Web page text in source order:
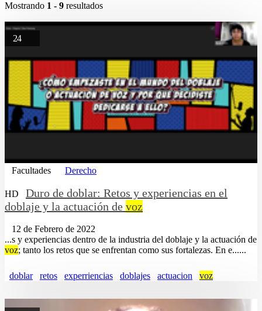
Mostrando 1 - 9 resultados
24
Facultades Derecho
HD
Duro de doblar: Retos y experiencias en el
doblaje y la actuación de voz
12 de Febrero de 2022
...s y experiencias dentro de la industria del doblaje y la actuación de
voz; tanto los retos que se enfrentan como sus fortalezas. En e......
doblar retos experriencias doblajes actuacion voz